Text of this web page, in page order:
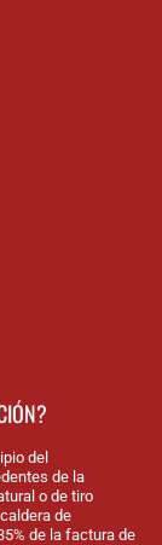
del
de la
o de tiro
de
de la factura de